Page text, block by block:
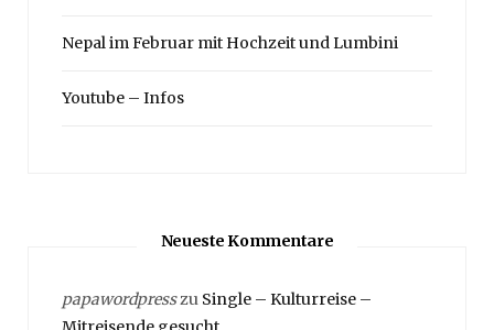
Nepal im Februar mit Hochzeit und Lumbini
Youtube – Infos
Neueste Kommentare
papawordpresszu Single – Kulturreise –